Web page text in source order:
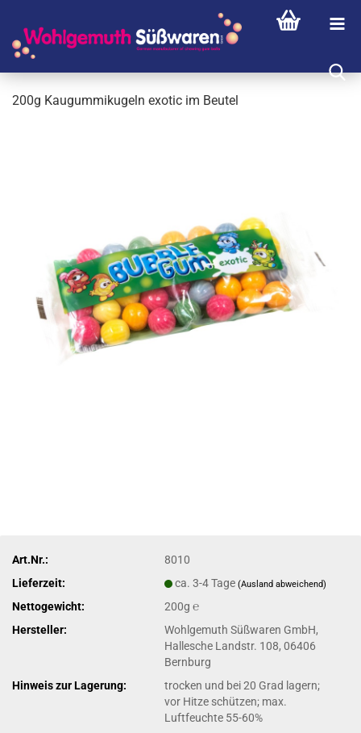
200g Kau­gum­mi­ku­geln exo­tic im Beu­tel
Art.Nr.:
8010
Lieferzeit:
ca. 3-4 Tage(Ausland abweichend)
Nettogewicht:
200g ℮
Hersteller:
Wohlgemuth Süßwaren GmbH,
Hallesche Landstr. 108, 06406
Bernburg
Hinweis zur Lagerung:
trocken und bei 20 Grad lagern;
vor Hitze schützen; max.
Luftfeuchte 55-60%